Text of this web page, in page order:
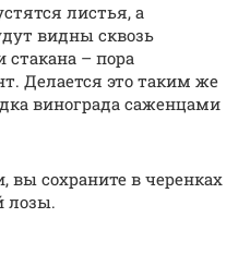
листья, а
видны сквозь
стакана – пора
Делается это таким же
винограда саженцами
вы сохраните в черенках
лозы.